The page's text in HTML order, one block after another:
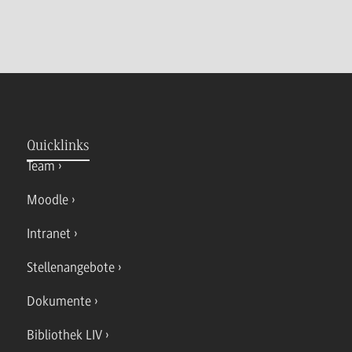
Quicklinks
Team
Moodle
Intranet
Stellenangebote
Dokumente
Bibliothek LIV